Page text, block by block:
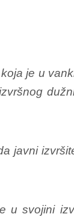
je u
javni
svojini